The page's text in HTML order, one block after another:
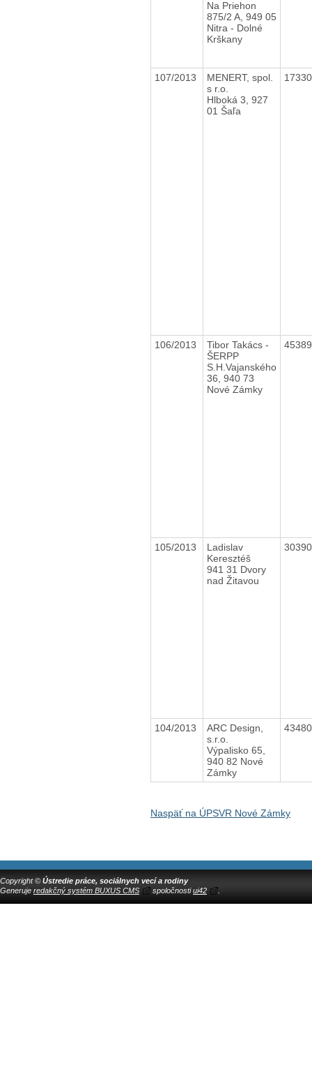
Na Priehon
875/2 A, 949 05
Nitra - Dolné
Krškany
107/2013
MENERT, spol.
s r.o.
Hlboká 3, 927
01 Šaľa
106/2013
Tibor Takács -
ŠERPP
S.H.Vajanského
36, 940 73
Nové Zámky
105/2013
Ladislav
Keresztéš
941 31 Dvory
nad Žitavou
104/2013
ARC Design,
s.r.o.
Výpalisko 65,
940 82 Nové
Zámky
Naspäť na ÚPSVR Nové Zámky
Copyright © Ústredie práce, sociálnych vecí a rodiny
Generuje redakčný systém BUXUS CMS spoločnostiui42